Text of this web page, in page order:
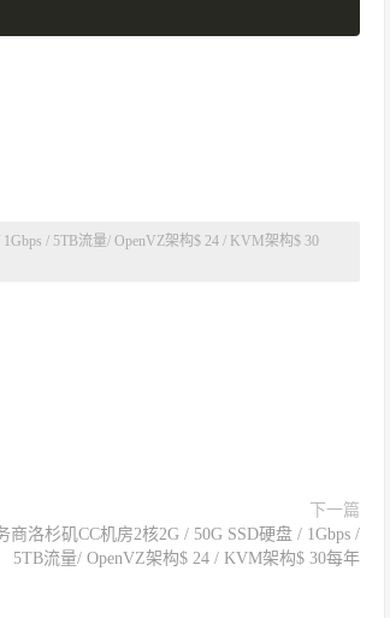
/ 5TB流量/ OpenVZ架构$ 24 / KVM架构$ 30
下一篇
商洛杉矶CC机房2核2G / 50G SSD硬盘 / 1Gbps /
5TB流量/ OpenVZ架构$ 24 / KVM架构$ 30每年